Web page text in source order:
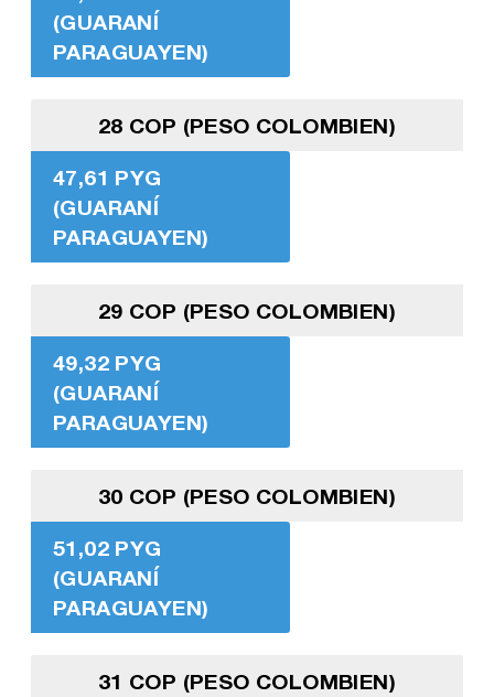
(GUARANÍ
PARAGUAYEN)
28 COP (PESO COLOMBIEN)
47,61 PYG
(GUARANÍ
PARAGUAYEN)
29 COP (PESO COLOMBIEN)
49,32 PYG
(GUARANÍ
PARAGUAYEN)
30 COP (PESO COLOMBIEN)
51,02 PYG
(GUARANÍ
PARAGUAYEN)
31 COP (PESO COLOMBIEN)